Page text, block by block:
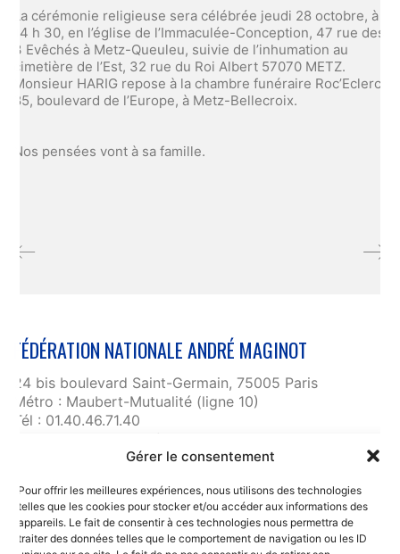
Gérer le consentement
Pour offrir les meilleures expériences, nous utilisons des technologies
telles que les cookies pour stocker et/ou accéder aux informations des
appareils. Le fait de consentir à ces technologies nous permettra de
traiter des données telles que le comportement de navigation ou les ID
La cérémonie religieuse sera célébrée jeudi 28 octobre, à
14 h 30, en l’église de l’Immaculée-Conception, 47 rue des
3 Evêchés à Metz-Queuleu, suivie de l’inhumation au
cimetière de l’Est, 32 rue du Roi Albert 57070 METZ.
Monsieur HARIG repose à la chambre funéraire Roc’Eclerc,
85, boulevard de l’Europe, à Metz-Bellecroix.
Nos pensées vont à sa famille.
FÉDÉRATION NATIONALE ANDRÉ MAGINOT
24 bis boulevard Saint-Germain, 75005 Paris
Métro : Maubert-Mutualité (ligne 10)
Tél : 01.40.46.71.40
fnam@maginot.asso.fr
Liens utiles
RGPD et confidentialité des données
Mentions légales